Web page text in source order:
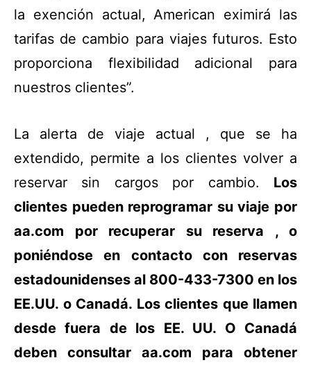
la exención actual, American eximirá las
tarifas de cambio para viajes futuros. Esto
proporciona flexibilidad adicional para
nuestros clientes”.
La alerta de viaje actual , que se ha
extendido, permite a los clientes volver a
reservar sin cargos por cambio. Los
clientes pueden reprogramar su viaje por
aa.com por recuperar su reserva , o
poniéndose en contacto con reservas
estadounidenses al 800-433-7300 en los
EE.UU. o Canadá. Los clientes que llamen
desde fuera de los EE. UU. O Canadá
deben consultar aa.com para obtener